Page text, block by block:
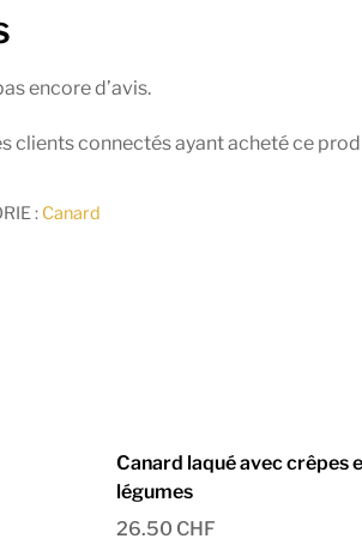
encore d’avis.
clients connectés ayant acheté ce
: Canard
Canard laqué avec crêpes
légumes
26.50 CHF